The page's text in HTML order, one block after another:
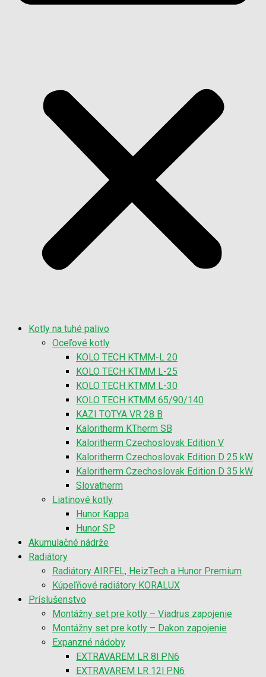
Kotly na tuhé palivo
Oceľové kotly
KOLO TECH KTMM-L 20
KOLO TECH KTMM L-25
KOLO TECH KTMM L-30
KOLO TECH KTMM 65/90/140
KAZI TOTYA VR 28 B
Kaloritherm KTherm SB
Kaloritherm Czechoslovak Edition V
Kaloritherm Czechoslovak Edition D 25 kW
Kaloritherm Czechoslovak Edition D 35 kW
Slovatherm
Liatinové kotly
Hunor Kappa
Hunor SP
Akumulačné nádrže
Radiátory
Radiátory AIRFEL, HeizTech a Hunor Premium
Kúpeľňové radiátory KORALUX
Príslušenstvo
Montážny set pre kotly – Viadrus zapojenie
Montážny set pre kotly – Dakon zapojenie
Expanzné nádoby
EXTRAVAREM LR 8l PN6
EXTRAVAREM LR 12l PN6